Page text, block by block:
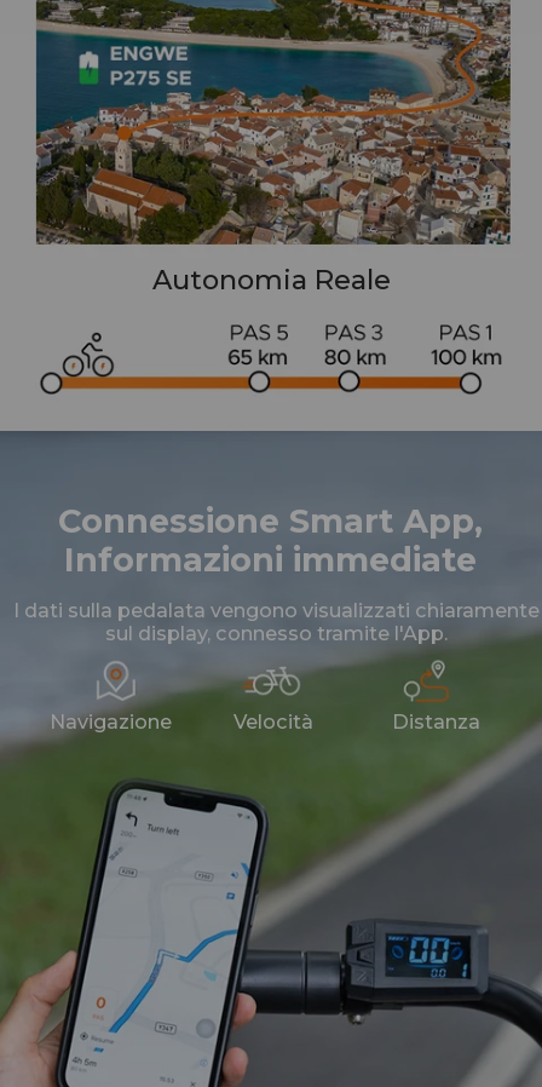
Autonomia Reale
Connessione Smart App,
Informazioni immediate
I dati sulla pedalata vengono visualizzati chiaramente
sul display, connesso tramite l'App.
Navigazione Velocità Distanza